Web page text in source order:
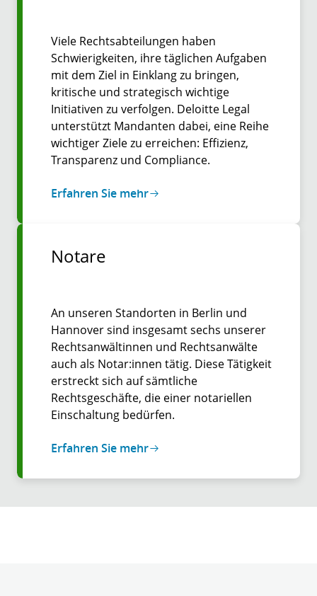
Viele Rechtsabteilungen haben
Schwierigkeiten, ihre täglichen Aufgaben
mit dem Ziel in Einklang zu bringen,
kritische und strategisch wichtige
Initiativen zu verfolgen. Deloitte Legal
unterstützt Mandanten dabei, eine Reihe
wichtiger Ziele zu erreichen: Effizienz,
Transparenz und Compliance.
Erfahren Sie mehr
Notare
An unseren Standorten in Berlin und
Hannover sind insgesamt sechs unserer
Rechtsanwältinnen und Rechtsanwälte
auch als Notar:innen tätig. Diese Tätigkeit
erstreckt sich auf sämtliche
Rechtsgeschäfte, die einer notariellen
Einschaltung bedürfen.
Erfahren Sie mehr